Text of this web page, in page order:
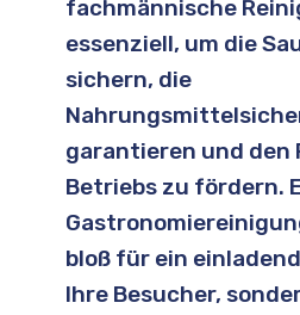
fachmännische
essenziell, um die
sichern, die
garantieren und den
Betriebs zu fördern.
bloß für ein
Ihre Besucher,